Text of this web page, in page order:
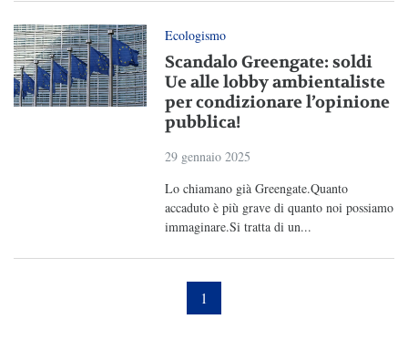
Ecologismo
Scandalo Greengate: soldi
Ue alle lobby ambientaliste
per condizionare l’opinione
pubblica!
29 gennaio 2025
Lo chiamano già Greengate.Quanto
accaduto è più grave di quanto noi possiamo
immaginare.Si tratta di un...
1